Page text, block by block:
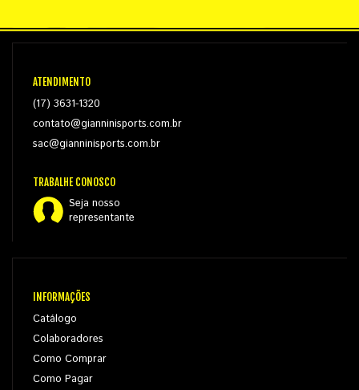
ATENDIMENTO
(17) 3631-1320
contato@gianninisports.com.br
sac@gianninisports.com.br
TRABALHE CONOSCO
Seja nosso
representante
INFORMAÇÕES
Catálogo
Colaboradores
Como Comprar
Como Pagar